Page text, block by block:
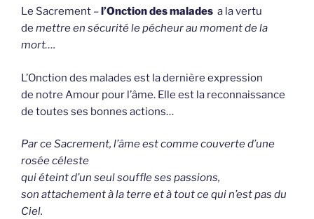
Le Sacrement –l’Onction des malades a la vertu
de mettre en sécurité le pécheur au moment de la
mort….
L’Onction des malades est la dernière expression
de notre Amour pour l’âme. Elle est la reconnaissance
de toutes ses bonnes actions…
Par ce Sacrement, l’âme est comme couverte d’une
rosée céleste
qui éteint d’un seul souffle ses passions,
son attachement à la terre et à tout ce qui n’est pas du
Ciel.